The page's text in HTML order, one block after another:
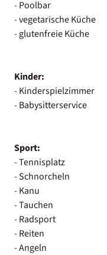
- Poolbar
- vegetarische Küche
- glutenfreie Küche
Kinder:
- Kinderspielzimmer
- Babysitterservice
Sport:
- Tennisplatz
- Schnorcheln
- Kanu
- Tauchen
- Radsport
- Reiten
- Angeln